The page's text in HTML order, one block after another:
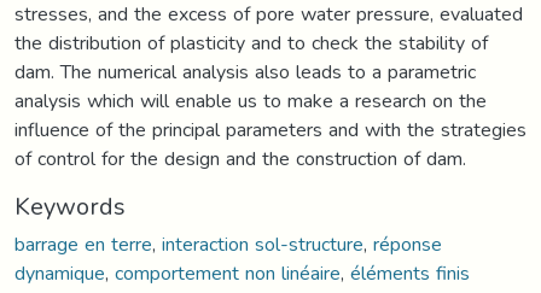
stresses, and the excess of pore water pressure, evaluated
the distribution of plasticity and to check the stability of
dam. The numerical analysis also leads to a parametric
analysis which will enable us to make a research on the
influence of the principal parameters and with the strategies
of control for the design and the construction of dam.
Keywords
barrage en terre,interaction sol-structure,réponse
dynamique,comportement non linéaire,éléments finis